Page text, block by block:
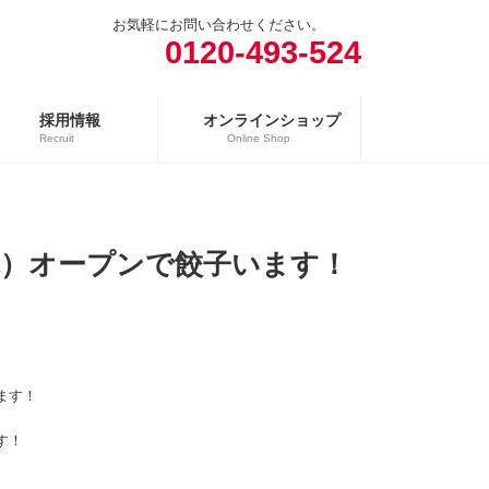
お気軽にお問い合わせください。
0120-493-524
採用情報
Recruit
オンラインショップ
Online Shop
日配向け商品
オープンで餃子います！
す！
！